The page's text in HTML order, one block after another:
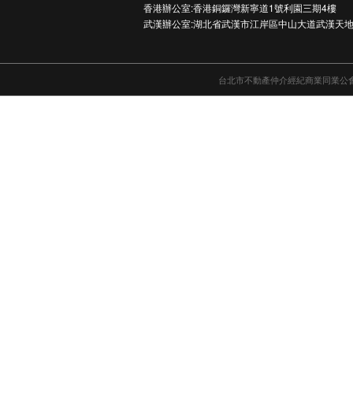
香港辦公室:香港銅鑼灣新寧道1號利園三期4樓
武漢辦公室:湖北省武漢市江岸區中山大道武漢天
台北市不動產仲介經紀商業同業公